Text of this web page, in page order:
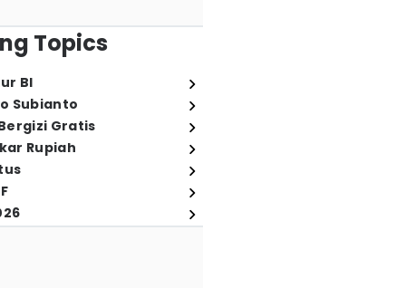
Topics
BI
Subianto
Gratis
Rupiah